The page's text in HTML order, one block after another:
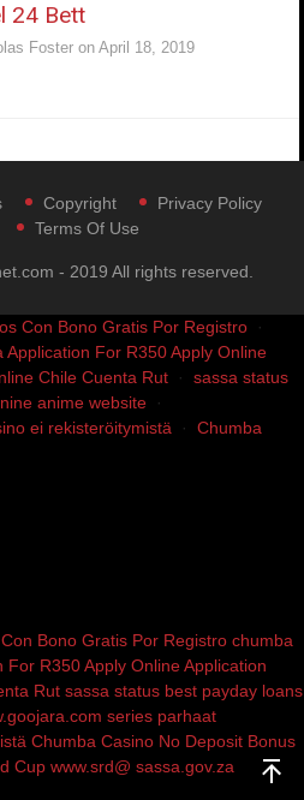
24 Bett
Foster on April 18, 2019
Copyright
Privacy Policy
Terms Of Use
- 2019 All rights reserved.
Con Bono Gratis Por Registro ·
Application For R350 Apply Online
Chile Cuenta Rut · sassa status
nine anime website ·
ei rekisteröitymistä · Chumba
Bono Gratis Por Registro chumba
For R350 Apply Online Application
Rut sassa status best payday loans
series parhaat
Chumba Casino No Deposit Bonus
Cup www.srd@ sassa.gov.za